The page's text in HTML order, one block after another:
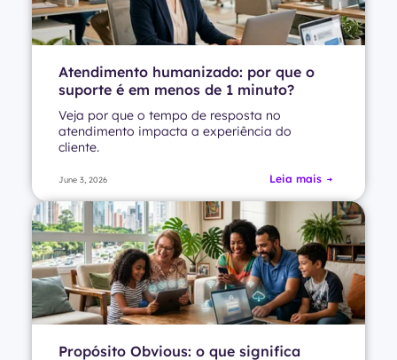
Atendimento humanizado: por que o
suporte é em menos de 1 minuto?
Veja por que o tempo de resposta no
atendimento impacta a experiência do
cliente.
June 3, 2026 Leia mais
Propósito Obvious: o que significa